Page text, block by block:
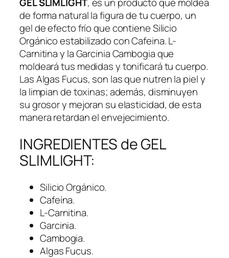
:
S
/
1
2
0
.
0
0
8
2
.
0
0
GEL SLIMLIGHT, es un producto que moldea
de forma natural la figura de tu cuerpo, un
gel de efecto frío que contiene Silicio
Orgánico estabilizado con Cafeina. L-
Carnitina y la Garcinia Cambogia que
moldeará tus medidas y tonificará tu cuerpo.
Las Algas Fucus, son las que nutren la piel y
la limpian de toxinas; además, disminuyen
su grosor y mejoran su elasticidad, de esta
manera retardan el envejecimiento.
INGREDIENTES de GEL
SLIMLIGHT:
Silicio Orgánico.
Cafeína.
L-Carnitina.
Garcinia.
Cambogia.
Algas Fucus.